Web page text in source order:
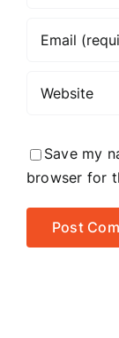
Save my
browser for